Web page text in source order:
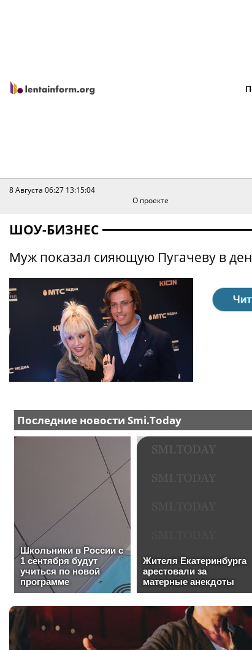
8 Августа 06:27 13:15:04
О проекте
ШОУ-БИЗНЕС
Муж показал сияющую Пугачеву в